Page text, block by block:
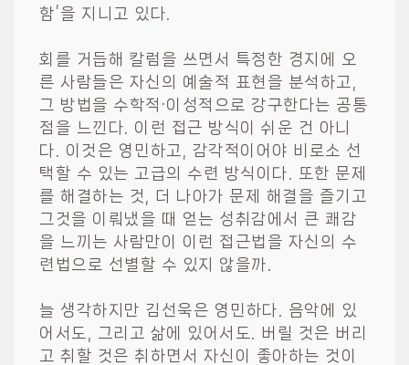
함’을 지니고 있다.
회를 거듭해 칼럼을 쓰면서 특정한 경지에 오
른 사람들은 자신의 예술적 표현을 분석하고,
그 방법을 수학적·이성적으로 강구한다는 공통
점을 느낀다. 이런 접근 방식이 쉬운 건 아니
다. 이것은 영민하고, 감각적이어야 비로소 선
택할 수 있는 고급의 수련 방식이다. 또한 문제
를 해결하는 것, 더 나아가 문제 해결을 즐기고
그것을 이뤄냈을 때 얻는 성취감에서 큰 쾌감
을 느끼는 사람만이 이런 접근법을 자신의 수
련법으로 선별할 수 있지 않을까.
늘 생각하지만 김선욱은 영민하다. 음악에 있
어서도, 그리고 삶에 있어서도. 버릴 것은 버리
고 취할 것은 취하면서 자신이 좋아하는 것이